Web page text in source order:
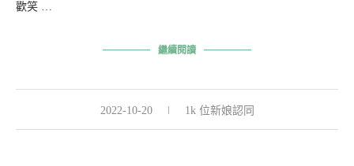
歡笑 …
繼續閱讀
2022-10-20 1k 位新娘認同